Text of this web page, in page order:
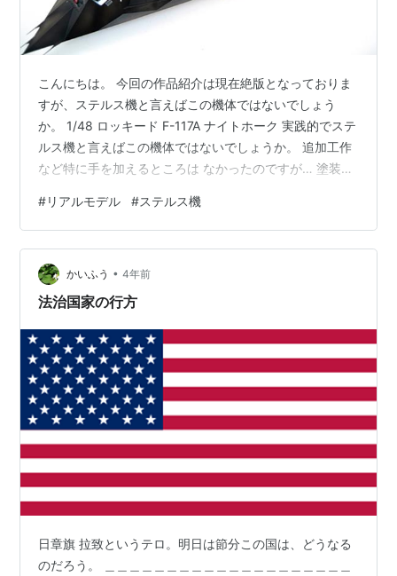
こんにちは。 今回の作品紹介は現在絶版となっておりま
すが、ステルス機と言えばこの機体ではないでしょう
か。 1/48 ロッキード F-117A ナイトホーク 実践的でステ
ルス機と言えばこの機体ではないでしょうか。 追加工作
など特に手を加えるところは なかったのですが… 塗装は
書ではブラックですが、 見る角度によっては黒っぽいよ
うな茶っぽいように見えましたので、 ブラウンを少し加
えてグラデーションを入れてみました。 単調なブラック
より、深みが出てよい感じになったのではないでしょう
か。 また、機会があれば製作してみたいと思います。
#リアルモデル #ステルス機
かいふう • 4年前
法治国家の行方
日章旗 拉致というテロ。明日は節分この国は、どうなる
のだろう。 ＿＿＿＿＿＿＿＿＿＿＿＿＿＿＿＿＿＿＿＿